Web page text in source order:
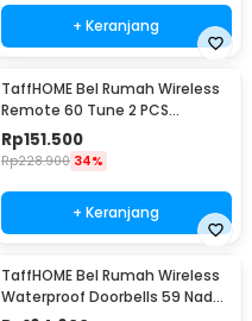
+ Keranjang
TaffHOME Bel Rumah Wireless
Remote 60 Tune 2 PCS
Receiver Doorbell - A10-2
Rp151.500
Rp228.900 34%
+ Keranjang
TaffHOME Bel Rumah Wireless
Waterproof Doorbells 59 Nada